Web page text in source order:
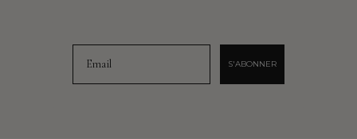
S'ABONNER